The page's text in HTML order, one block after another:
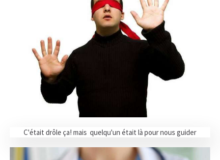
C'était drôle ça! mais quelqu'un était là pour nous guider